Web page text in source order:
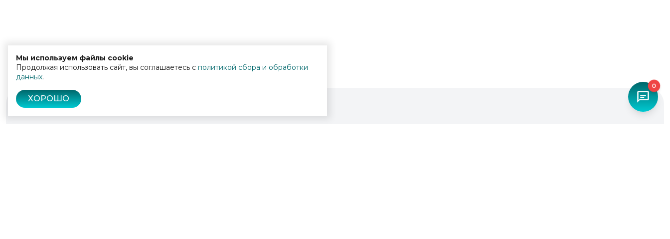
Мы используем файлы cookie
Продолжая использовать сайт, вы соглашаетесь с политикой сбора и обработки
данных.
ХОРОШО
0